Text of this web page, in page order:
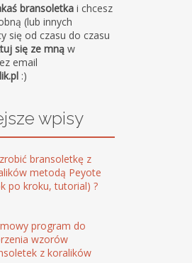
bransoletka i chcesz
(lub innych
się od czasu do czasu
się ze mną w
email
:)
wpisy
bransoletkę z
metodą Peyote
po kroku, tutorial) ?
program do
wzorów
z koralików